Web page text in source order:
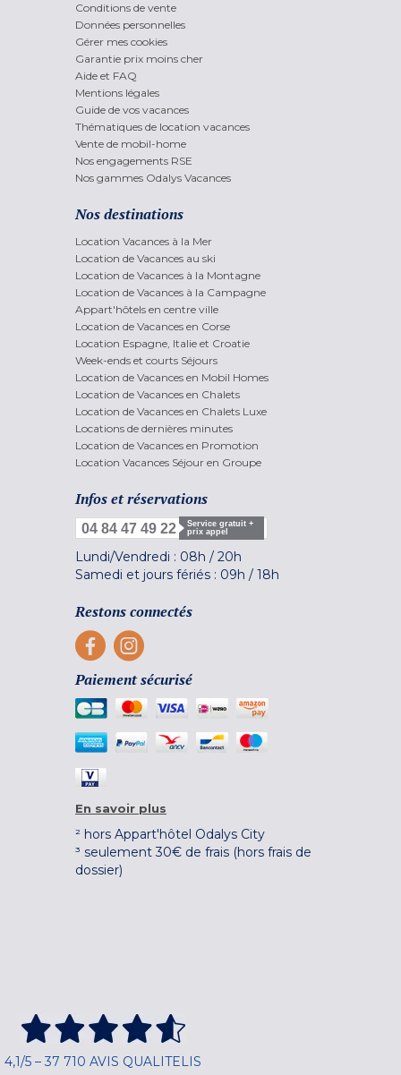
Conditions de vente
Données personnelles
Gérer mes cookies
Garantie prix moins cher
Aide et FAQ
Mentions légales
Guide de vos vacances
Thématiques de location vacances
Vente de mobil-home
Nos engagements RSE
Nos gammes Odalys Vacances
Nos destinations
Location Vacances à la Mer
Location de Vacances au ski
Location de Vacances à la Montagne
Location de Vacances à la Campagne
Appart'hôtels en centre ville
Location de Vacances en Corse
Location Espagne, Italie et Croatie
Week-ends et courts Séjours
Location de Vacances en Mobil Homes
Location de Vacances en Chalets
Location de Vacances en Chalets Luxe
Locations de dernières minutes
Location de Vacances en Promotion
Location Vacances Séjour en Groupe
Infos et réservations
04 84 47 49 22
Service gratuit +
prix appel
Lundi/Vendredi : 08h / 20h
Samedi et jours fériés : 09h / 18h
Restons connectés
Paiement sécurisé
En savoir plus
² hors Appart'hôtel Odalys City
³ seulement 30€ de frais (hors frais de
dossier)
4,1/5 – 37 710 AVIS QUALITELIS